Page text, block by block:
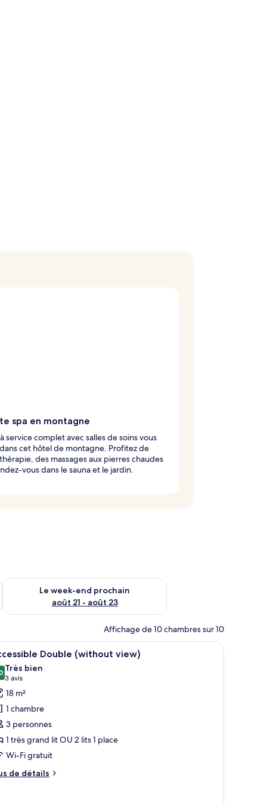
spa en montagne
service complet avec salles de soins vous
cet hôtel de montagne. Profitez de
des massages aux pierres chaudes
vous dans le sauna et le jardin.
août 14 - août 16
Le week-end prochain
août 21 - août 23
Vérifier la disponibilité pour le week-end prochain août 21 -
Affichage de 10 chambres sur 10
chaise et d’un tapis à motifs géométriques.
grand lit, une table de chevet, une lampe et une vue sur l’extérieur.
:
Une chambre d’hôtel avec un lit, un bureau
3 Double (without view)
sur 10
Très bien
3 avis
(3 avis)
18 m²
1 chambre
3 personnes
1 très grand lit OU 2 lits 1 place
Wi-Fi gratuit
de détails